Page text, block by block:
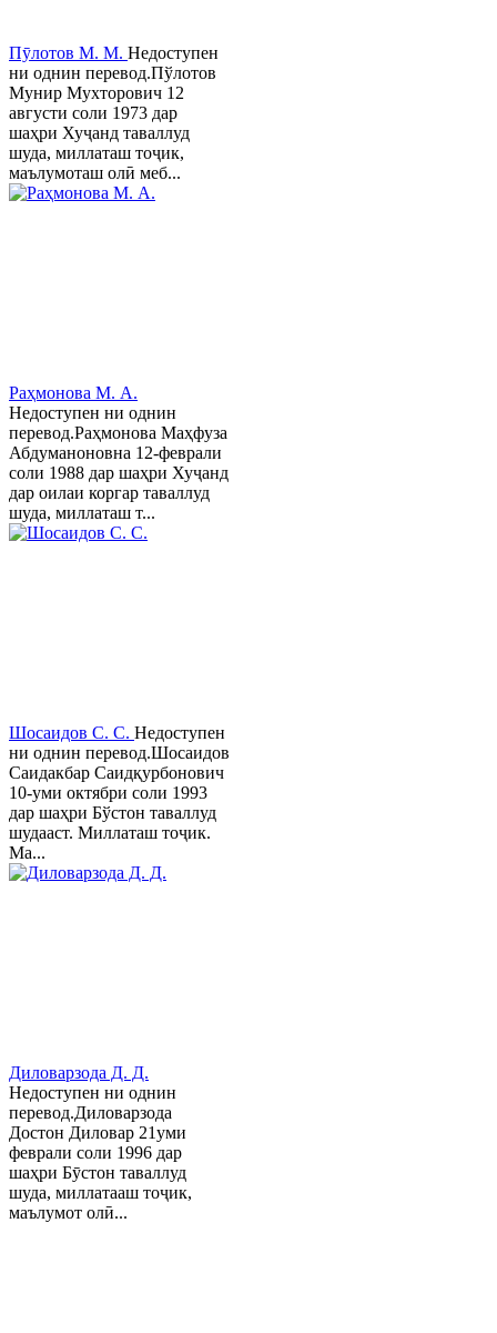
Пӯлотов М. М. Недоступен
ни однин перевод.Пўлотов
Мунир Мухторович 12
августи соли 1973 дар
шаҳри Хуҷанд таваллуд
шуда, миллаташ тоҷик,
маълумоташ олӣ меб...
Раҳмонова М. А.
Недоступен ни однин
перевод.Раҳмонова Маҳфуза
Абдуманоновна 12-феврали
соли 1988 дар шаҳри Хуҷанд
дар оилаи коргар таваллуд
шуда, миллаташ т...
Шосаидов С. С. Недоступен
ни однин перевод.Шосаидов
Саидакбар Саидқурбонович
10-уми октябри соли 1993
дар шаҳри Бўстон таваллуд
шудааст. Миллаташ тоҷик.
Ма...
Диловарзода Д. Д.
Недоступен ни однин
перевод.Диловарзода
Достон Диловар 21уми
феврали соли 1996 дар
шаҳри Бӯстон таваллуд
шуда, миллатааш тоҷик,
маълумот олӣ...